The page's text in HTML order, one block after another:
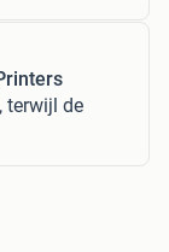
, terwijl de